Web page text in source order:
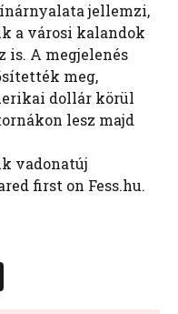
jellemzi,
a városi kalandok
is. A megjelenés
meg,
dollár körül
lesz majd
vadonatúj
first on Fess.hu.